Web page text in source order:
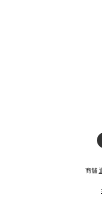
商舖